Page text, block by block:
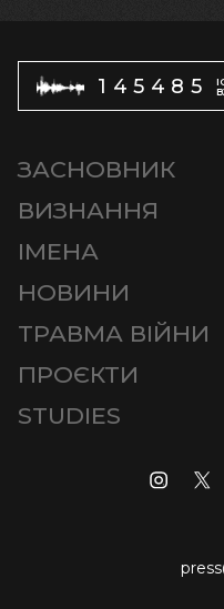
145485
ЗАСНОВНИК
ВИЗНАННЯ
ІМЕНА
НОВИНИ
ТРАВМА ВІЙНИ
ПРОЄКТИ
STUDIES